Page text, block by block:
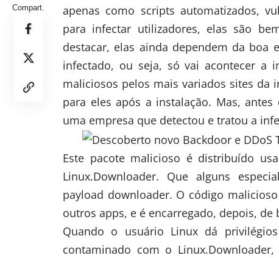
Compart.
apenas como scripts automatizados,
para infectar utilizadores, elas são
destacar, elas ainda dependem da boa
infectado, ou seja, só vai acontecer a
maliciosos pelos mais variados sites
para eles após a instalação. Mas,
uma empresa que detectou e tratou a
Este pacote malicioso é distribuído
Linux.Downloader. Que alguns
payload downloader. O código
outros apps, e é encarregado, depois, de
Quando o usuário Linux dá
contaminado com o